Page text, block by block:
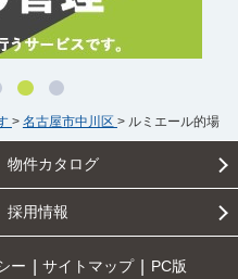
> 名古屋市中川区 > ルミエール的場
物件カタログ
採用情報
ー サイトマップ
PC版